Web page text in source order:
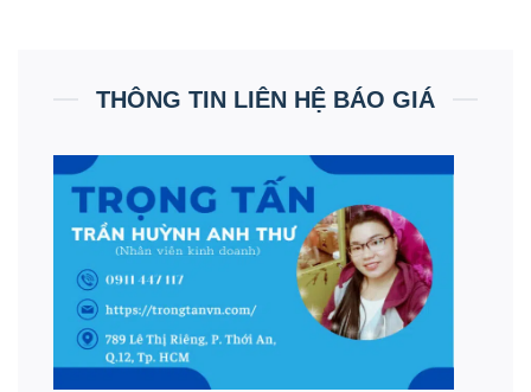
THÔNG TIN LIÊN HỆ BÁO GIÁ